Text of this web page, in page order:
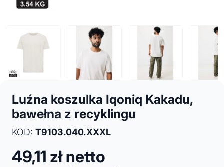
Luźna koszulka Iqoniq Kakadu,
bawełna z recyklingu
KOD: T9103.040.XXXL
49,11 zł netto